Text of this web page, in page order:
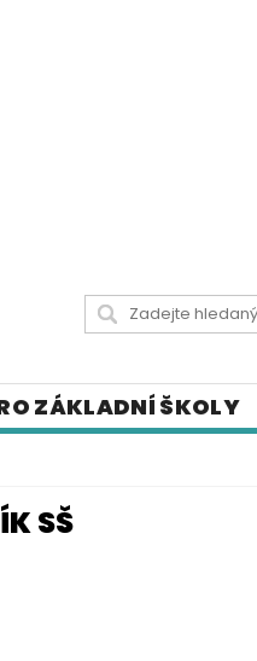
ZÁKLADNÍ ŠKOLY
OSOBNOSTÍ
SŠ